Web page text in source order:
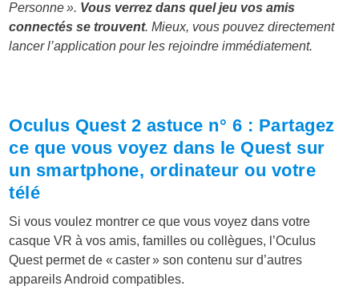
Personne ». Vous verrez dans quel jeu vos amis
connectés se trouvent. Mieux, vous pouvez directement
lancer l’application pour les rejoindre immédiatement.
Oculus Quest 2 astuce n° 6 : Partagez
ce que vous voyez dans le Quest sur
un smartphone, ordinateur ou votre
télé
Si vous voulez montrer ce que vous voyez dans votre
casque VR à vos amis, familles ou collègues, l’Oculus
Quest permet de « caster » son contenu sur d’autres
appareils Android compatibles.